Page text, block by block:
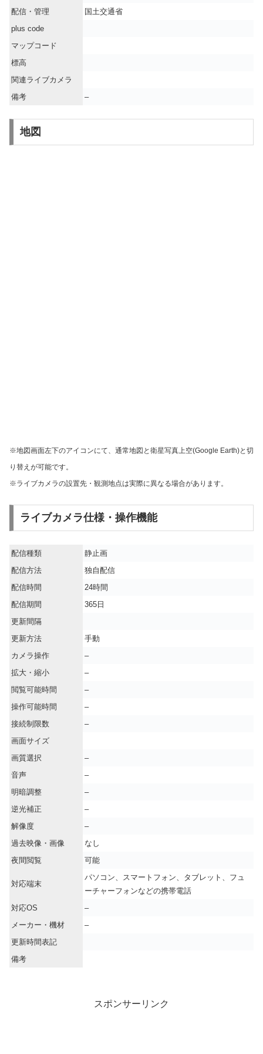
配信・管理
国土交通省
plus code
マップコード
標高
関連ライブカメラ
備考
–
地図
※地図画面左下のアイコンにて、通常地図と衛星写真上空(Google Earth)と切
り替えが可能です。
※ライブカメラの設置先・観測地点は実際に異なる場合があります。
ライブカメラ仕様・操作機能
配信種類
静止画
配信方法
独自配信
配信時間
24時間
配信期間
365日
更新間隔
更新方法
手動
カメラ操作
–
拡大・縮小
–
閲覧可能時間
–
操作可能時間
–
接続制限数
–
画面サイズ
画質選択
–
音声
–
明暗調整
–
逆光補正
–
解像度
–
過去映像・画像
なし
夜間閲覧
可能
対応端末
パソコン、スマートフォン、タブレット、フュ
ーチャーフォンなどの携帯電話
対応OS
–
メーカー・機材
–
更新時間表記
備考
スポンサーリンク